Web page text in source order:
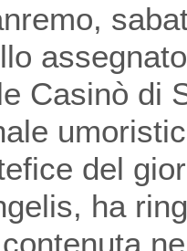
Casinò di
del
ha